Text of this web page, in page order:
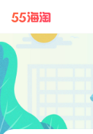
带你去官网买正品